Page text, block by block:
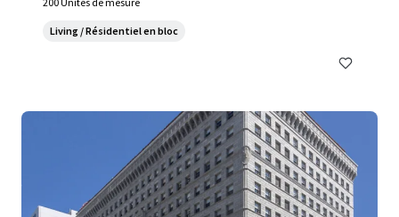
Living / Résidentiel en bloc